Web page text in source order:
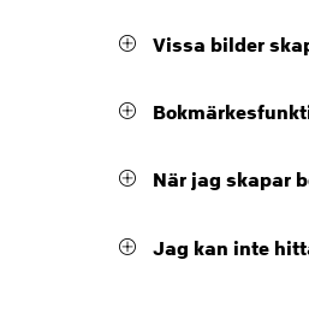
Vissa bilder
När jag skapar
Jag kan inte